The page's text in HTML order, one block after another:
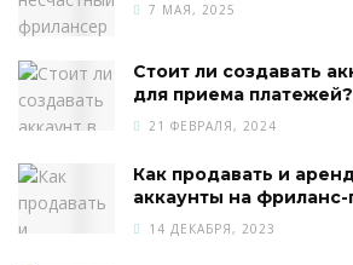
7 МАЯ, 2025
Стоит ли создавать
для приема платежей?
21 ФЕВРАЛЯ, 2024
Как продавать и
аккаунты на
14 ДЕКАБРЯ, 2023